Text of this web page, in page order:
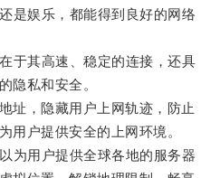
娱乐，都能得到良好的网络
其高速、稳定的连接，还具
隐私和安全。
，隐藏用户上网轨迹，防止
用户提供安全的上网环境。
用户提供全球各地的服务器